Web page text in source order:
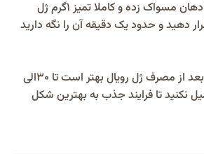
بیدار شدن از خواب با دهان مسواک زده و کاملا تمیز ۱گرم ژل
دهید و حدود یک دقیقه آن را نگه دارید
دقت داشته باشید که بعد از مصرف ژل رویال بهتر است تا ۳۰الی
نکنید تا فرایند جذب به بهترین شکل